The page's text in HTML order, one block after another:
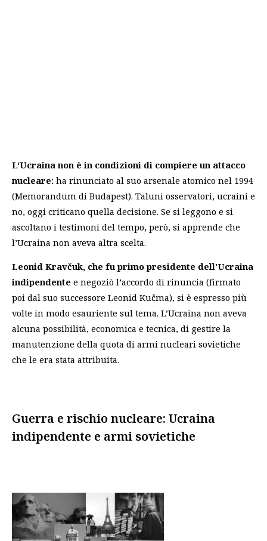
L‘Ucraina non è in condizioni di compiere un attacco
nucleare: ha rinunciato al suo arsenale atomico nel 1994
(Memorandum di Budapest). Taluni osservatori, ucraini e
no, oggi criticano quella decisione. Se si leggono e si
ascoltano i testimoni del tempo, però, si apprende che
l’Ucraina non aveva altra scelta.
Leonid Kravčuk, che fu primo presidente dell’Ucraina
indipendente e negoziò l’accordo di rinuncia (firmato
poi dal suo successore Leonid Kučma), si è espresso più
volte in modo esauriente sul tema. L’Ucraina non aveva
alcuna possibilità, economica e tecnica, di gestire la
manutenzione della quota di armi nucleari sovietiche
che le era stata attribuita.
Guerra e rischio nucleare: Ucraina
indipendente e armi sovietiche